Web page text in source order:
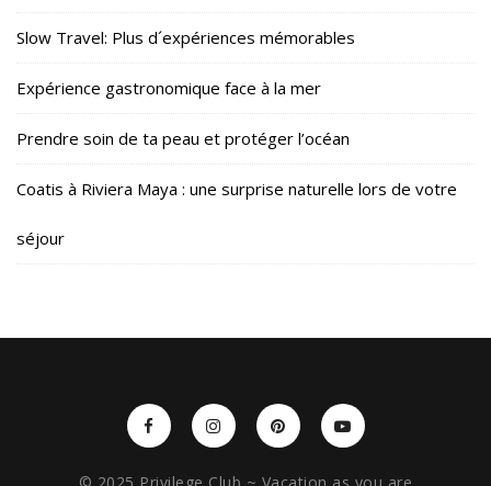
Slow Travel: Plus d´expériences mémorables
Expérience gastronomique face à la mer
Prendre soin de ta peau et protéger l’océan
Coatis à Riviera Maya : une surprise naturelle lors de votre
séjour